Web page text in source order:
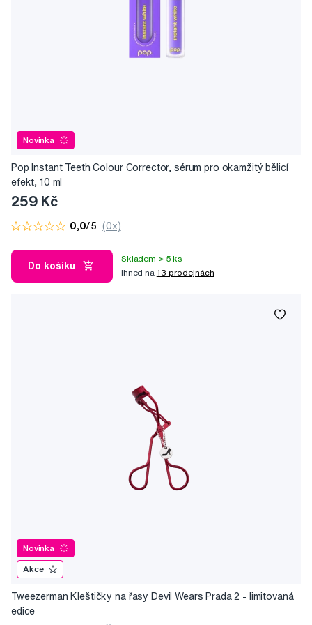
Novinka
Pop Instant Teeth Colour Corrector, sérum pro okamžitý bělicí
efekt, 10 ml
259 Kč
0,0/5 (0x)
Do košíku
Skladem > 5 ks
Ihned na 13 prodejnách
Novinka
Akce
Tweezerman Kleštičky na řasy Devil Wears Prada 2 - limitovaná
edice